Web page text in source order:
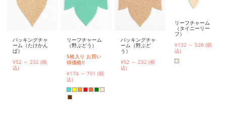
バッキングチャ
ーム（たけかん
ば）
¥52 ～ 232 (税
込)
リーフチャーム
（野ぶどう）
5枚入り お買い
得価格!!
¥174 ～ 701 (税
込)
バッキングチャ
ーム（野ぶど
う）
¥52 ～ 232 (税
込)
リーフチャーム
（タイニーリー
フ）
¥132 ～ 528 (税
込)